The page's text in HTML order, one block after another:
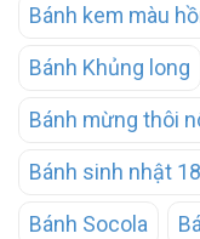
Bánh kem màu
Bánh Khủng long
Bánh mừng thôi
Bánh sinh nhật
Bánh Socola